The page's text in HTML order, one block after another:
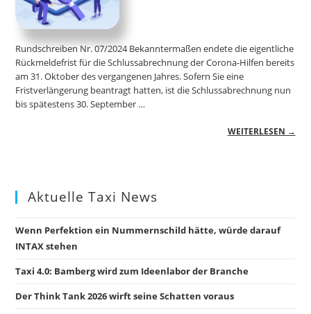
Rundschreiben Nr. 07/2024 Bekanntermaßen endete die eigentliche
Rückmeldefrist für die Schlussabrechnung der Corona-Hilfen bereits
am 31. Oktober des vergangenen Jahres. Sofern Sie eine
Fristverlängerung beantragt hatten, ist die Schlussabrechnung nun
bis spätestens 30. September …
WEITERLESEN →
Aktuelle Taxi News
Wenn Perfektion ein Nummernschild hätte, würde darauf
INTAX stehen
Taxi 4.0: Bamberg wird zum Ideenlabor der Branche
Der Think Tank 2026 wirft seine Schatten voraus